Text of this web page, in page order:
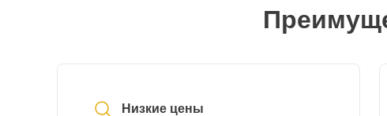
Низкие цены